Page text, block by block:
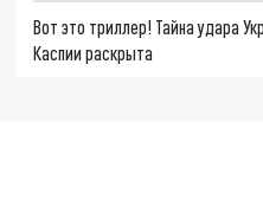
Вот это триллер! Тайна удара
Каспии раскрыта